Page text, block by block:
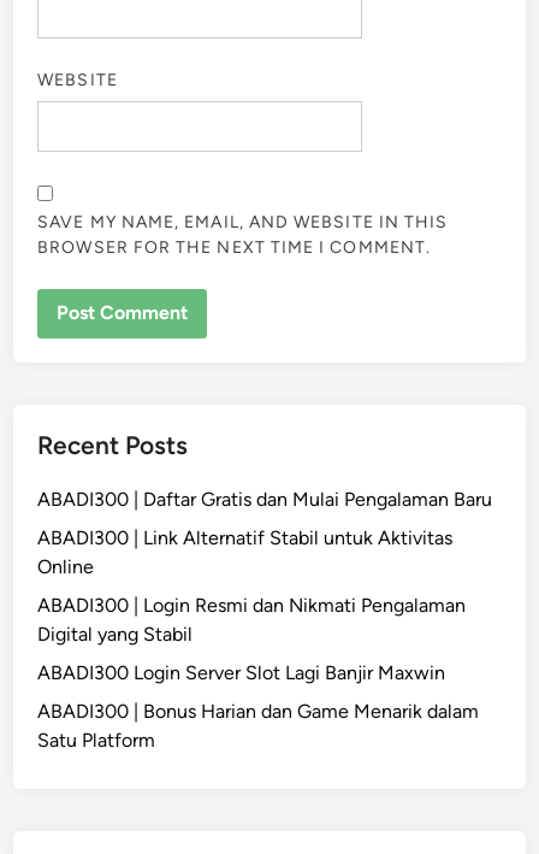
WEBSITE
SAVE MY NAME, EMAIL, AND WEBSITE IN THIS
BROWSER FOR THE NEXT TIME I COMMENT.
Recent Posts
ABADI300 | Daftar Gratis dan Mulai Pengalaman Baru
ABADI300 | Link Alternatif Stabil untuk Aktivitas
Online
ABADI300 | Login Resmi dan Nikmati Pengalaman
Digital yang Stabil
ABADI300 Login Server Slot Lagi Banjir Maxwin
ABADI300 | Bonus Harian dan Game Menarik dalam
Satu Platform